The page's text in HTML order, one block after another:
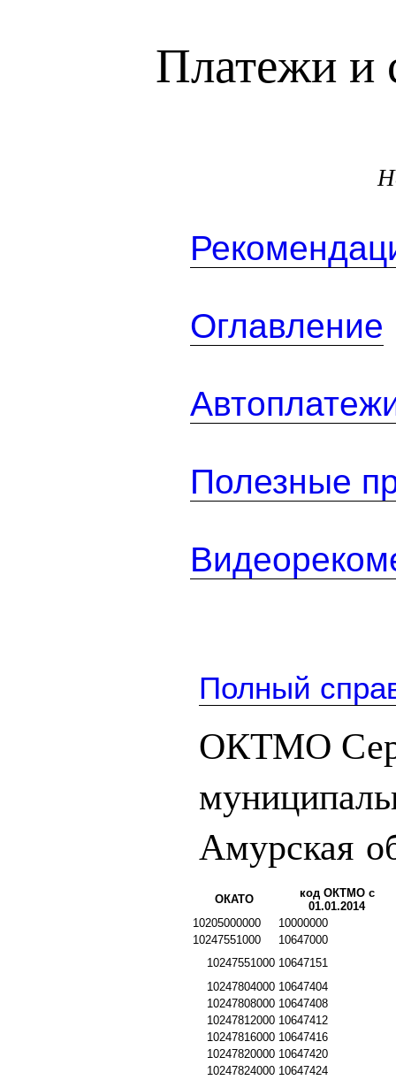
Платежи и
Оглавление
Полезные
Полный
ОКТМО
Амурская
ОКАТО
код ОКТМО с
01.01.2014
10205000000
10000000
10247551000
10647000
10247551000 10647151
10247804000 10647404
10247808000 10647408
10247812000 10647412
10247816000 10647416
10247820000 10647420
10247824000 10647424